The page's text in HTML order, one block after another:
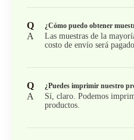
Q ¿Cómo puedo obtener
A
Las muestras de la
costo de envío será
Q ¿Puedes imprimir nuestro
A
Sí, claro. Podemos
productos.